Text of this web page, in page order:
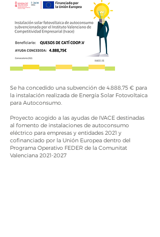
Se ha concedido una subvención de 4.888,75 € para
la instalación realizada de Energía Solar Fotovoltaica
para Autoconsumo.
Proyecto acogido a las ayudas de IVACE destinadas
al fomento de instalaciones de autoconsumo
eléctrico para empresas y entidades 2021 y
cofinanciado por la Unión Europea dentro del
Programa Operativo FEDER de la Comunitat
Valenciana 2021-2027